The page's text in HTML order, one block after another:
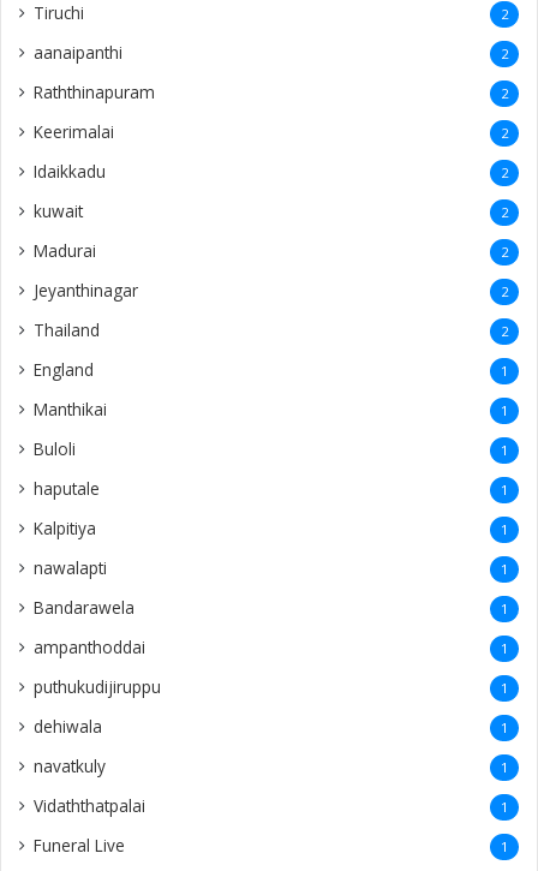
Tiruchi 2
aanaipanthi 2
Raththinapuram 2
Keerimalai 2
Idaikkadu 2
kuwait 2
Madurai 2
Jeyanthinagar 2
Thailand 2
England 1
Manthikai 1
Buloli 1
haputale 1
Kalpitiya 1
nawalapti 1
Bandarawela 1
ampanthoddai 1
puthukudijiruppu 1
dehiwala 1
navatkuly 1
Vidaththatpalai 1
Funeral Live 1